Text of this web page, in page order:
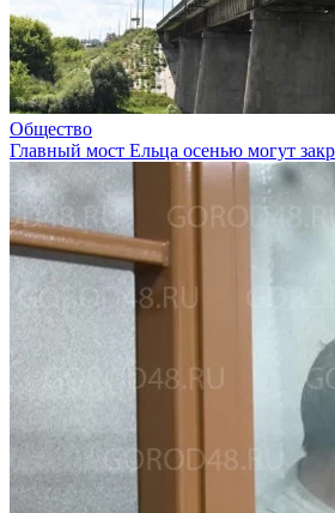
Общество
Главный мост Ельца осенью могут